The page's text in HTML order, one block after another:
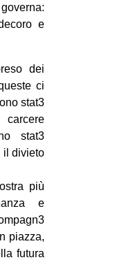
e
dei
ci
stat3
stat3
il divieto
più
e
piazza,
futura